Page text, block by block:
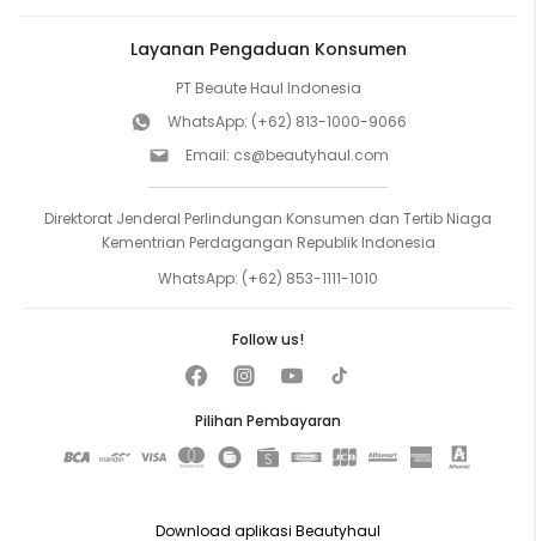
Layanan Pengaduan Konsumen
PT Beaute Haul Indonesia
WhatsApp: (+62) 813-1000-9066
Email: cs@beautyhaul.com
Direktorat Jenderal Perlindungan Konsumen dan Tertib Niaga
Kementrian Perdagangan Republik Indonesia
WhatsApp: (+62) 853-1111-1010
Pilihan Pembayaran
Follow us!
Download aplikasi Beautyhaul